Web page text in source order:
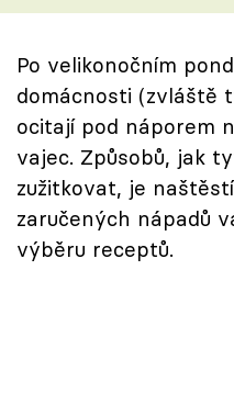
Speciál: Cuketa
Těhotnej kuchař
Sledujte prima+
Přihlášení
Po velikonočním
domácnosti (zvláště
ocitají pod náporem
vajec. Způsobů, jak
zužitkovat, je
zaručených nápadů
výběru receptů.